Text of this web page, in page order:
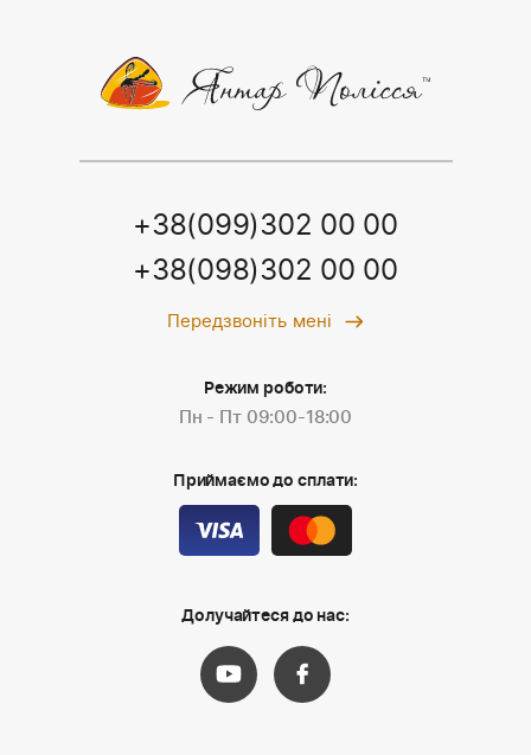
+38(099)302 00 00
+38(098)302 00 00
Передзвоніть мені
Режим роботи:
Пн - Пт 09:00-18:00
Приймаємо до сплати:
Долучайтеся до нас: